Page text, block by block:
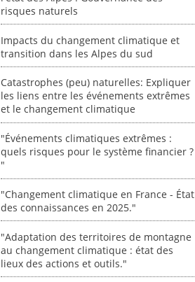
risques naturels
Impacts du changement climatique et
transition dans les Alpes du sud
Catastrophes (peu) naturelles: Expliquer
les liens entre les événements extrêmes
et le changement climatique
"Événements climatiques extrêmes :
quels risques pour le système financier ?
"
"Changement climatique en France - État
des connaissances en 2025."
"Adaptation des territoires de montagne
au changement climatique : état des
lieux des actions et outils."